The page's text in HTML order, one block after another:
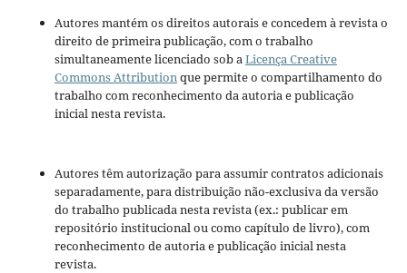
Autores mantém os direitos autorais e concedem à revista o
direito de primeira publicação, com o trabalho
simultaneamente licenciado sob aLicença Creative
Commons Attributionque permite o compartilhamento do
trabalho com reconhecimento da autoria e publicação
inicial nesta revista.
Autores têm autorização para assumir contratos adicionais
separadamente, para distribuição não-exclusiva da versão
do trabalho publicada nesta revista (ex.: publicar em
repositório institucional ou como capítulo de livro), com
reconhecimento de autoria e publicação inicial nesta
revista.